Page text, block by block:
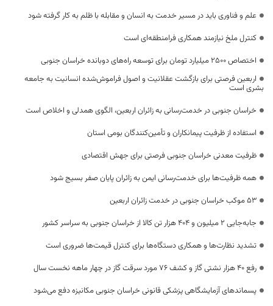
علم و فناوری باید در مسیر خدمت به انسان و مقابله با ظلم به کار گرفته شود
کنترل ملخ نیازمند همکاری فرامنطقه‌ای است
اختصاص 2500 میلیارد تومان برای توسعه راه‌های دوبانده خراسان جنوبی
اربعین فرصتی برای بازگشت عقلانیت و اصول فراموش‌شده انسانیت به جامعه
بشری است
خراسان جنوبی در خدمت‌رسانی به زائران اربعین، الگوی همدلی و اخلاص است
استفاده از ظرفیت پیمانکاران و تأمین‌کنندگان بومی استان
ظرفیت معدنی خراسان جنوبی فرصتی برای جهش اقتصادی
همه ظرفیت‌ها برای خدمت‌رسانی ایمن به زائران پایان صفر بسیج شود
53 موکب خراسان جنوبی در خدمت زائران اربعین
جابه‌جایی 2 میلیون و 404 هزار تن کالا از خراسان جنوبی به سراسر کشور
تشدید نظارت‌ها و همکاری دستگاه‌ها برای کنترل قیمت‌ها ضروری است
رفع 40 هزار نشتی گاز و کشف 76 مورد سرقت گاز در چهار ماهه نخست سال
پسماندهای آزمایشگاهی پزشکی قانونی خراسان جنوبی مکانیزه دفع می‌شود